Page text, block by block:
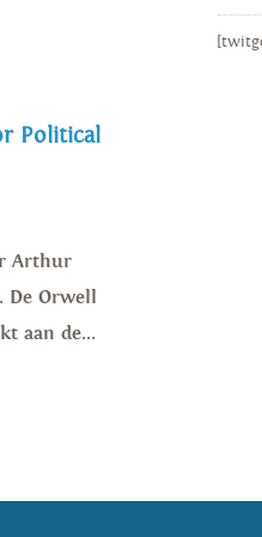
Political
Arthur
De Orwell
aan de...